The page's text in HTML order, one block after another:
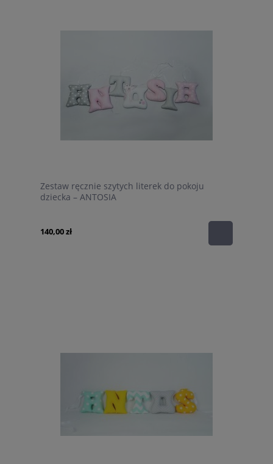
Zestaw ręcznie szytych literek do pokoju
dziecka – ANTOSIA
140,00 zł